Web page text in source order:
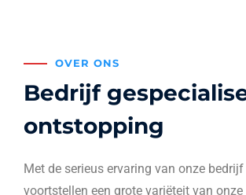
OVER ONS
Bedrijf
ontstopping
Met de serieus ervaring van onze
voortstellen een grote variëteit van onze